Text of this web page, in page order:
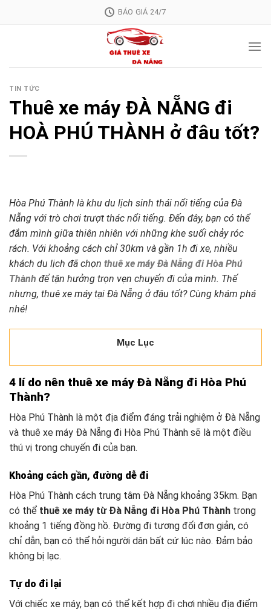
BÁO GIÁ 24/7
TIN TỨC
Thuê xe máy ĐÀ NẴNG đi
HOÀ PHÚ THÀNH ở đâu tốt?
Hòa Phú Thành là khu du lịch sinh thái nổi tiếng của Đà
Nẵng với trò chơi trượt thác nổi tiếng. Đến đây, bạn có thể
đắm mình giữa thiên nhiên với những khe suối chảy róc
rách. Với khoảng cách chỉ 30km và gần 1h đi xe, nhiều
khách du lịch đã chọn thuê xe máy Đà Nẵng đi Hòa Phú
Thành để tận hưởng trọn vẹn chuyến đi của mình. Thế
nhưng, thuê xe máy tại Đà Nẵng ở đâu tốt? Cùng khám phá
nhé!
Mục Lục
4 lí do nên thuê xe máy Đà Nẵng đi Hòa Phú
Thành?
Hòa Phú Thành là một địa điểm đáng trải nghiệm ở Đà Nẵng
và thuê xe máy Đà Nẵng đi Hòa Phú Thành sẽ là một điều
thú vị trong chuyến đi của bạn.
Khoảng cách gần, đường dễ đi
Hòa Phú Thành cách trung tâm Đà Nẵng khoảng 35km. Bạn
có thể thuê xe máy từ Đà Nẵng đi Hòa Phú Thành trong
khoảng 1 tiếng đồng hồ. Đường đi tương đối đơn giản, có
chỉ dẫn, bạn có thể hỏi người dân bất cứ lúc nào. Đảm bảo
không bị lạc.
Tự do đi lại
Với chiếc xe máy, bạn có thể kết hợp đi chơi nhiều địa điểm